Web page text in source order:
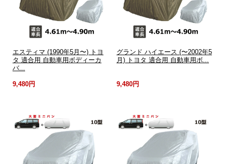
エスティマ (1990年5月〜) トヨ
タ 適合用 自動車用ボディーカ
バ...
グランド ハイエース (〜2002年5
月) トヨタ 適合用 自動車用ボ...
9,480円 9,480円